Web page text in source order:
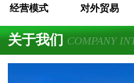
经营模式 对外贸易
关于我们 COMPANY